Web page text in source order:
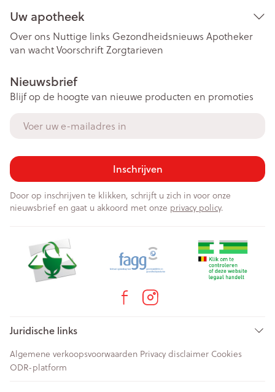
Uw apotheek
Over ons Nuttige links Gezondheidsnieuws Apotheker
van wachtVoorschriftZorgtarieven
Nieuwsbrief
Blijf op de hoogte van nieuwe producten en promoties
Inschrijven
Door op inschrijven te klikken, schrijft u zich in voor onze
nieuwsbrief en gaat u akkoord met onze privacy policy.
Juridische links
Algemene verkoopsvoorwaarden Privacy disclaimer Cookies
ODR-platform